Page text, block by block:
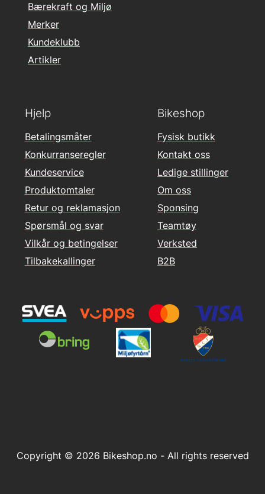
Hjelp
Betalingsmåter
Konkurranseregler
Kundeservice
Produktomtaler
Retur og reklamasjon
Spørsmål og svar
Vilkår og betingelser
Tilbakekallinger
Bærekraft og Miljø
Merker
Kundeklubb
Artikler
Bikeshop
Fysisk butikk
Kontakt oss
Ledige stillinger
Om oss
Sponsing
Teamtøy
Verksted
B2B
Copyright © 2026 Bikeshop.no - All rights reserved